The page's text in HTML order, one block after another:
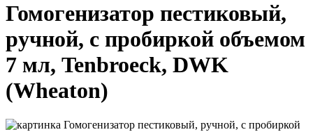
Гомогенизатор пестиковый,
ручной, с пробиркой объемом
7 мл, Tenbroeck, DWK
(Wheaton)